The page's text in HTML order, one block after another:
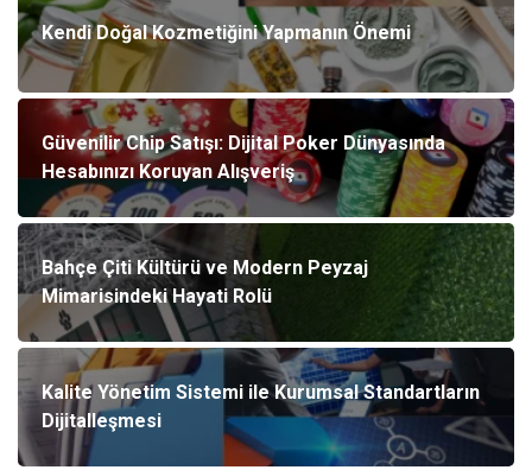
Kendi Doğal Kozmetiğini Yapmanın Önemi
Güvenilir Chip Satışı: Dijital Poker Dünyasında
Hesabınızı Koruyan Alışveriş
Bahçe Çiti Kültürü ve Modern Peyzaj
Mimarisindeki Hayati Rolü
Kalite Yönetim Sistemi ile Kurumsal Standartların
Dijitalleşmesi